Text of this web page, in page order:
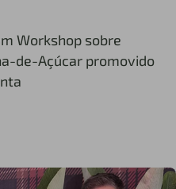
Workshop sobre
de-Açúcar promovido